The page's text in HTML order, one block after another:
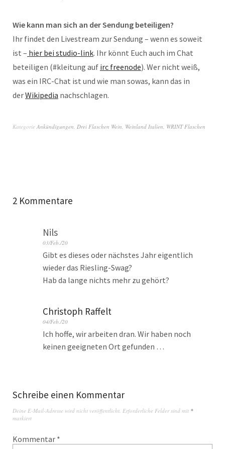
Wie kann man sich an der Sendung beteiligen?
Ihr fin­det den Livestream zur Sen­dung – wenn es soweit
ist – hier bei studio-link. Ihr könnt Euch auch im Chat
beteili­gen (#klei­tung auf irc freenode). Wer nicht weiß,
was ein IRC-Chat ist und wie man sowas, kann das in
derWiki­pe­dia nach­schla­gen.
Kategorie Ankündigungen Drei Flaschen Wein Weinland Italien WRINT Flaschen
2 Kommentare
Nils
03/Feb./20
Gibt es dieses oder nächstes Jahr eigentlich
wieder das Riesling-Swag?
Hab da lange nichts mehr zu gehört?
Christoph Raffelt
04/Feb./20
Ich hoffe, wir arbeiten dran. Wir haben noch
keinen geeigneten Ort gefunden …
Schreibe einen Kommentar
Deine E-Mail-Adresse wird nicht veröffentlicht. Erforderliche Felder sind mit *
markiert
Kommentar *